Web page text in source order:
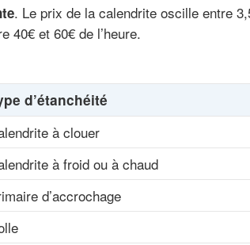
. Le prix de la calendrite oscille entre
40€ et 60€ de l’heure.
d’étanchéité
à clouer
à froid ou à chaud
d’accrochage